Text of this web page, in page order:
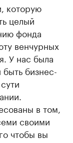
которую
целый
фонда
венчурных
У нас была
бизнес-
в том,
своими
чтобы вы